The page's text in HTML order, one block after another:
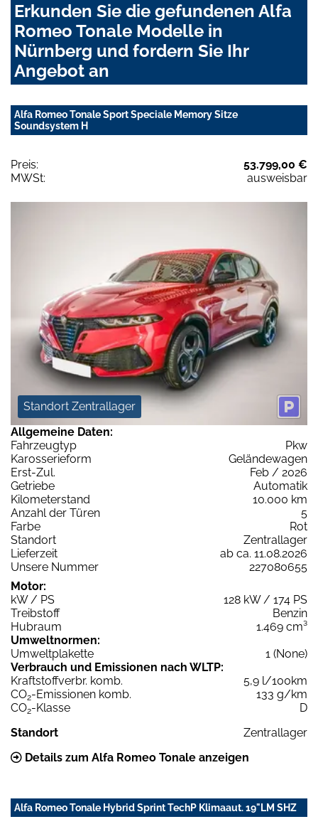
Erkunden Sie die gefundenen Alfa
Romeo Tonale Modelle in
Nürnberg und fordern Sie Ihr
Angebot an
Alfa Romeo Tonale Sport Speciale Memory Sitze
Soundsystem H
Preis:
53.799,00 €
MWSt:
ausweisbar
Standort Zentrallager
Allgemeine Daten:
Fahrzeugtyp
Pkw
Karosserieform
Geländewagen
Erst-Zul.
Feb / 2026
Getriebe
Automatik
Kilometerstand
10.000 km
Anzahl der Türen
5
Farbe
Rot
Standort
Zentrallager
Lieferzeit
ab ca. 11.08.2026
Unsere Nummer
227080655
Motor:
kW / PS
128 kW / 174 PS
Treibstoff
Benzin
Hubraum
1.469 cm³
Umweltnormen:
Umweltplakette
1 (None)
Verbrauch und Emissionen nach WLTP:
Kraftstoffverbr. komb.
5,9 l/100km
CO2-Emissionen komb.
133 g/km
CO2-Klasse
D
Standort
Zentrallager
Details zum Alfa Romeo Tonale anzeigen
Alfa Romeo Tonale Hybrid Sprint TechP Klimaaut. 19"LM SHZ